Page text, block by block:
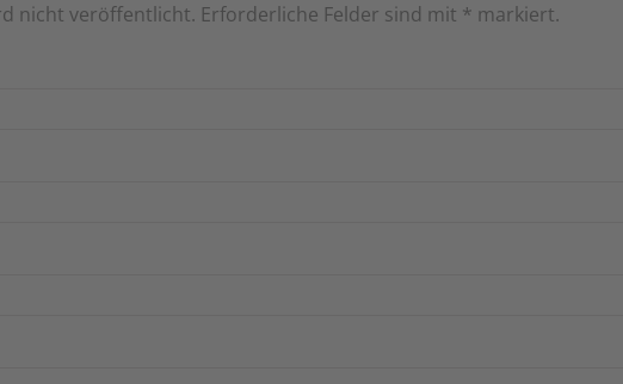
nicht veröffentlicht. Erforderliche Felder sind mit * markiert.